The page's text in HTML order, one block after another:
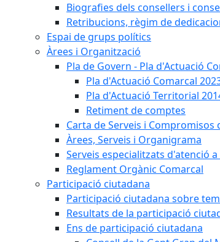
Biografies dels consellers i
Retribucions, règim de
Espai de grups polítics
Àrees i Organització
Pla de Govern - Pla d'Actuació
Pla d'Actuació Comarcal
Pla d'Actuació Territorial
Retiment de comptes
Carta de Serveis i
Àrees, Serveis i Organigrama
Serveis especialitzats d'atenció
Reglament Orgànic Comarcal
Participació ciutadana
Participació ciutadana sobre
Resultats de la participació
Ens de participació ciutadana